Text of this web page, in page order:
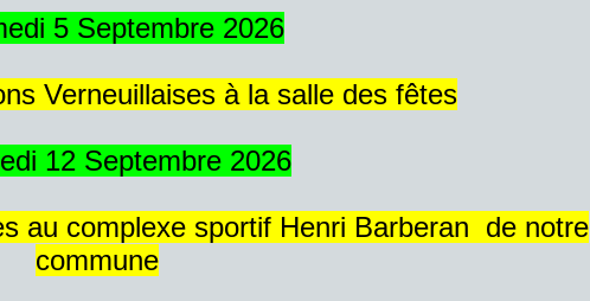
5 Septembre 2026
Verneuillaises à la salle des fêtes
12 Septembre 2026
au complexe sportif Henri Barberan de notre
commune